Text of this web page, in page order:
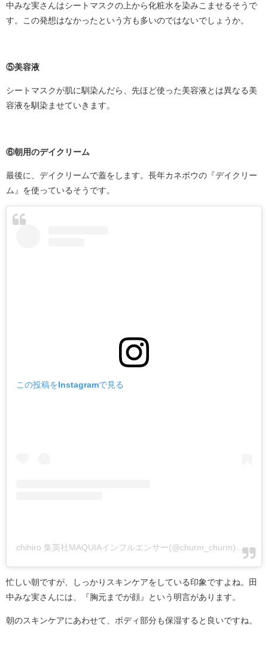
中みな実さんはシートマスクの上から化粧水を染みこませるそうで
す。この発想はなかったという方も多いのではないでしょうか。
⑤美容液
シートマスクが肌に馴染んだら、先ほど使った美容液とは異なる美
容液を馴染ませていきます。
⑥朝用のデイクリーム
最後に、デイクリームで蓋をします。長年カネボウの『デイクリー
ム』を使っているそうです。
この投稿をInstagramで見る
chihiro 集英社MAQUIAインフルエンサー(@churm_churm)がシェアした投稿
忙しい朝ですが、しっかりスキンケアをしている印象ですよね。田
中みな実さんには、『胸元までが顔』という明言があります。
朝のスキンケアにあわせて、ボディ部分も保湿すると良いですね。